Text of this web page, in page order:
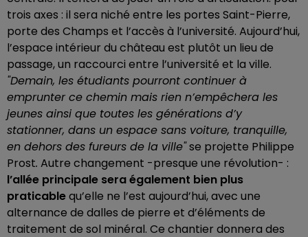
trois axes : il sera niché entre les portes Saint-Pierre,
porte des Champs et l’accès à l’université. Aujourd’hui,
l’espace intérieur du château est plutôt un lieu de
passage, un raccourci entre l’université et la ville.
"Demain, les étudiants pourront continuer à
emprunter ce chemin mais rien n’empêchera les
jeunes ainsi que toutes les générations d’y
stationner, dans un espace sans voiture, tranquille,
en dehors des fureurs de la ville"se projette Philippe
Prost. Autre changement -presque une révolution- :
l’allée principale sera également bien plus
praticablequ’elle ne l’est aujourd’hui, avec une
alternance de dalles de pierre et d’éléments de
traitement de sol minéral. Ce chantier donnera des